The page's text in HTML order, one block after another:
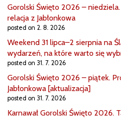
Gorolski Święto 2026 –
relacja z Jabłonkowa
posted on 2. 8. 2026
Weekend 31 lipca–2 sierpnia na
wydarzeń, na które warto się
posted on 31. 7. 2026
Gorolski Święto 2026 – piątek.
Jabłonkowa [aktualizacja]
posted on 31. 7. 2026
Karnawał Gorolski Święto 2026.